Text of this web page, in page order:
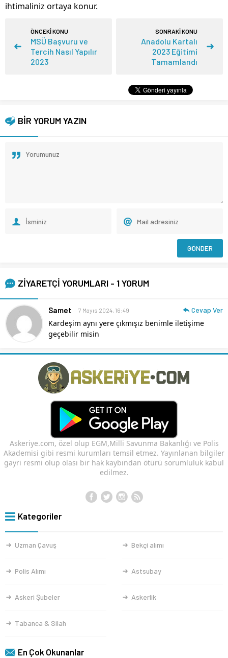
ihtimaliniz ortaya konur.
ÖNCEKİ KONU
MSÜ Başvuru ve
Tercih Nasıl Yapılır
2023
SONRAKİ KONU
Anadolu Kartalı
2023 Eğitimi
Tamamlandı
BİR YORUM YAZIN
ZİYARETÇİ YORUMLARI - 1 YORUM
Samet 7 Mayıs 2024, 16:49
Kardeşim aynı yere çıkmışız benimle iletişime
geçebilir misin
Cevap Ver
Askeriye.com, özel olup EGM,Milli Savunma Bakanlığı ve Polis
Akademisi gibi resmi kurumları temsil etmez. Yayınlanan bilgiler
gayri resmi olup olası bir hak kaybından ötürü sorumluluk kabul
edilmez.
Kategoriler
Uzman Çavuş Bekçi alımı
Polis Alımı Astsubay
Askeri Şubeler Askerlik
Tabanca & Silah
En Çok Okunanlar